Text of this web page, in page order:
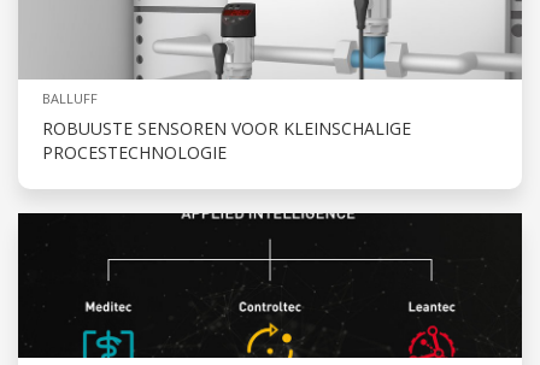
BALLUFF
ROBUUSTE SENSOREN VOOR KLEINSCHALIGE
PROCESTECHNOLOGIE